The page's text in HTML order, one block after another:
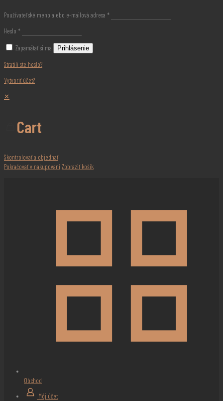
Používateľské meno alebo e-mailová adresa *
Heslo *
Zapamätať si ma Prihlásenie
Stratili ste heslo?
Vytvoriť účet?
✕
Cart
Skontrolovať a objednať
Pokračovať v nakupovaníZobraziť košík
Obchod
Môj účet